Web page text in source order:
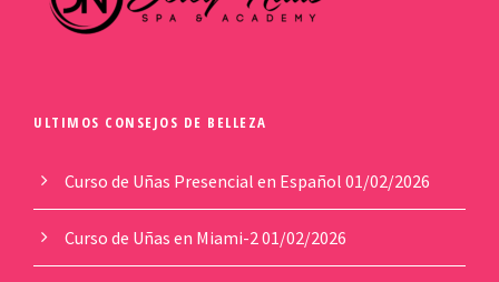
ULTIMOS CONSEJOS DE BELLEZA
Curso de Uñas Presencial en Español 01/02/2026
Curso de Uñas en Miami-201/02/2026